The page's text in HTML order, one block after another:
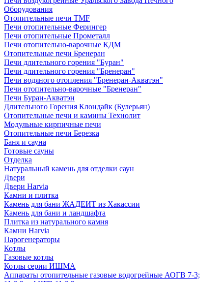
Оборудования
Отопительные печи TMF
Печи отопительные Ферингер
Печи отопительные Прометалл
Печи отопительно-варочные КДМ
Отопительные печи Бренеран
Печи длительного горения "Буран"
Печи длительного горения "Бренеран"
Печи водяного отопления "Бренеран-Акватэн"
Печи отопительно-варочные "Бренеран"
Печи Буран-Акватэн
Длительного Горения Клондайк (Булерьян)
Отопительные печи и камины Технолит
Модульные кирпичные печи
Отопительные печи Березка
Баня и сауна
Готовые сауны
Отделка
Натуральный камень для отделки саун
Двери
Двери Harvia
Камни и плитка
Камень для бани ЖАДЕИТ из Хакассии
Камень для бани и ландшафта
Плитка из натурального камня
Камни Harvia
Парогенераторы
Котлы
Газовые котлы
Котлы серии ИШМА
Аппараты отопительные газовые водогрейные АОГВ 7-3;